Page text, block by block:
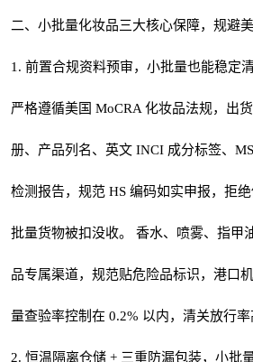
二、小批量化妆品三大核心保障，规避
1. 前置合规资料预审，小批量也能稳定
严格遵循美国 MoCRA 化妆品法规，出
册、产品列名、英文 INCI 成分标签、
检测报告，规范 HS 编码如实申报，拒
批量货物被扣没收。 香水、喷雾、指甲
品专属渠道，规范贴危险品标识，港口
量查验率控制在 0.2% 以内，清关放行率
2. 恒温隔离仓储 + 三重防漏包装，小批